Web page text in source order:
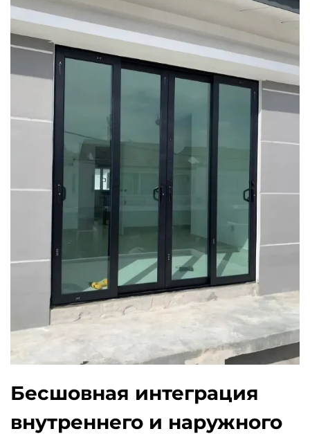
Бесшовная интеграция
внутреннего и наружного